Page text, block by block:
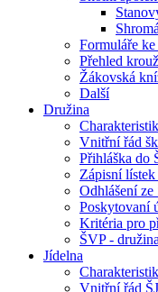
Formuláře ke
Přehled
Žákovská
Další
Družina
Vnitřní řád
Přihláška do
Zápisní
Odhlášení ze
Poskytovaní
Kritéria pro
ŠVP - družina
Jídelna
Vnitřní řád ŠJ